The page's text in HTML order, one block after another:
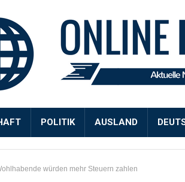
POLITIK AUSLAND
würden mehr Steuern zahlen